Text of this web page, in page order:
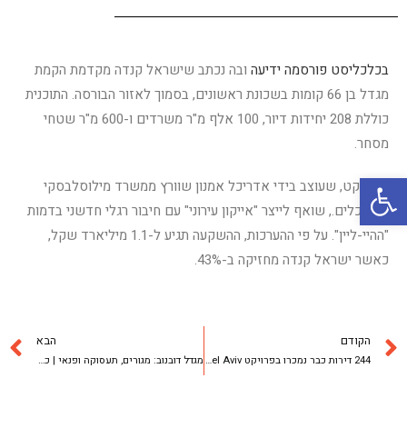
פתח סרגל נגישות
בכלכליסט פורסמה ידיעה ובה נכתב שישראל קנדה מקדמת הקמת
מגדל בן 66 קומות בשכונת ראשונים, בסמוך לאזור הבורסה. התוכנית
כוללת 208 יחידות דיור, 100 אלף מ"ר משרדים ו-600 מ"ר שטחי
מסחר.
הפרויקט, שעוצב בידי אדריכל אמנון שוורץ ממשרד מילוסלבסקי
אדריכלים., שואף לייצר "אייקון עירוני" עם חיבור רגלי חדשני בדמות
"ההיי-ליין". על פי ההערכות, ההשקעה תגיע ל-1.1 מיליארד שקל,
כאשר ישראל קנדה מחזיקה ב-43%.
הקודם
244 דירות כבר נמכרו בפרויקט Rainbow Tel Aviv | ברק רוזן בביזפורטל
הבא
מגדל דובנוב: מגורים, תעסוקה ופנאי | כלכליסט